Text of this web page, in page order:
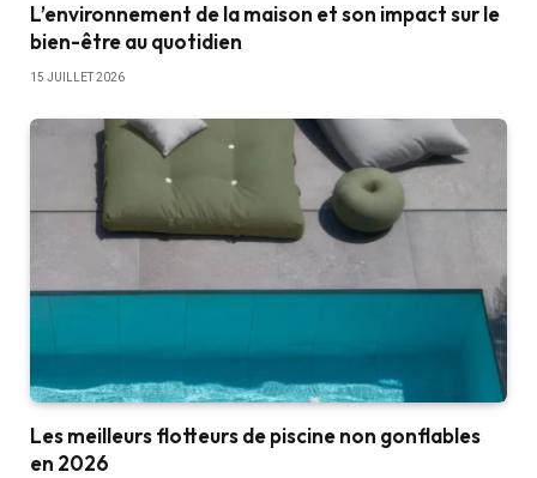
L’environnement de la maison et son impact sur le
bien-être au quotidien
15 JUILLET 2026
Les meilleurs flotteurs de piscine non gonflables
en 2026